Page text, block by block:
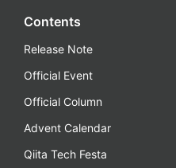
Contents
Release Note
Official Event
Official Column
Advent Calendar
Qiita Tech Festa